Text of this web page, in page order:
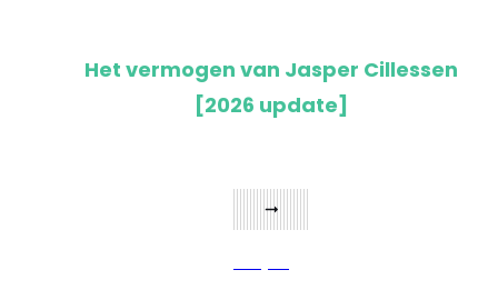
Het vermogen van Jasper Cillessen
[2026 update]